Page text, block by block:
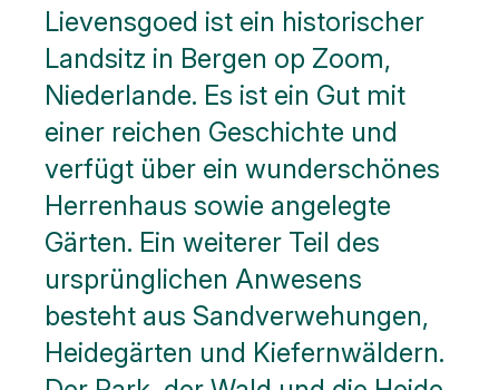
Lievensgoed ist ein historischer
Landsitz in Bergen op Zoom,
Niederlande. Es ist ein Gut mit
einer reichen Geschichte und
verfügt über ein wunderschönes
Herrenhaus sowie angelegte
Gärten. Ein weiterer Teil des
ursprünglichen Anwesens
besteht aus Sandverwehungen,
Heidegärten und Kiefernwäldern.